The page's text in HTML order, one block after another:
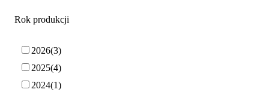
Rok produkcji
2026 3
2025 4
2024 1